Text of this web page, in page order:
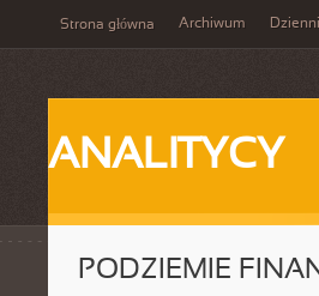
Strona główna Archiwum
ANALITYCY
PODZIEMIE